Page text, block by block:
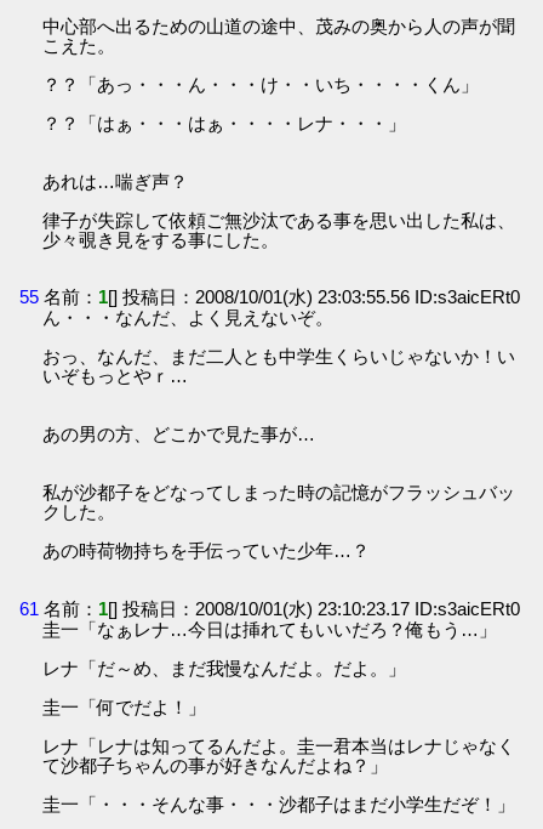
中心部へ出るための山道の途中、茂みの奥から人の声が聞
こえた。
？？「あっ・・・ん・・・け・・いち・・・・くん」
？？「はぁ・・・はぁ・・・・レナ・・・」
あれは…喘ぎ声？
律子が失踪して依頼ご無沙汰である事を思い出した私は、
少々覗き見をする事にした。
55 名前： 1[] 投稿日：2008/10/01(水) 23:03:55.56 ID:s3aicERt0
ん・・・なんだ、よく見えないぞ。
おっ、なんだ、まだ二人とも中学生くらいじゃないか！い
いぞもっとやｒ…
あの男の方、どこかで見た事が…
私が沙都子をどなってしまった時の記憶がフラッシュバッ
クした。
あの時荷物持ちを手伝っていた少年…？
61 名前： 1[] 投稿日：2008/10/01(水) 23:10:23.17 ID:s3aicERt0
圭一「なぁレナ…今日は挿れてもいいだろ？俺もう…」
レナ「だ～め、まだ我慢なんだよ。だよ。」
圭一「何でだよ！」
レナ「レナは知ってるんだよ。圭一君本当はレナじゃなく
て沙都子ちゃんの事が好きなんだよね？」
圭一「・・・そんな事・・・沙都子はまだ小学生だぞ！」